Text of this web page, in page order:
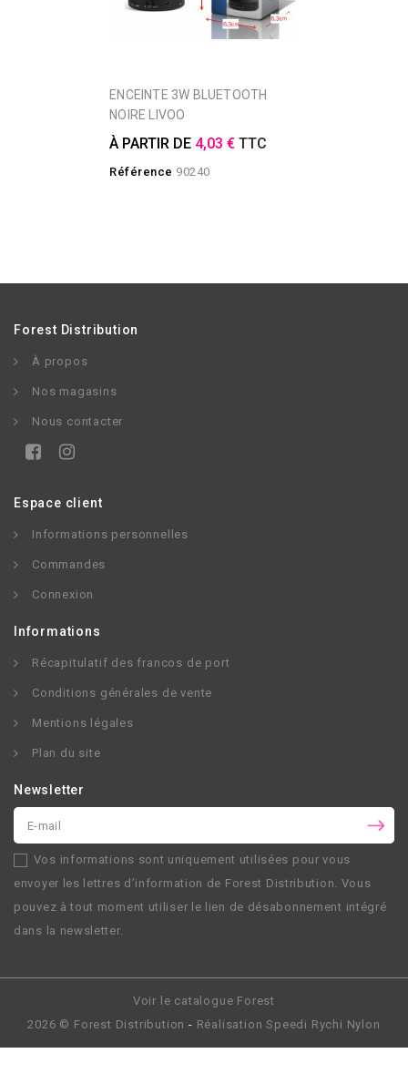
ENCEINTE 3W BLUETOOTH
NOIRE LIVOO
À PARTIR DE 4,03 € TTC
Référence 90240
Forest Distribution
À propos
Nos magasins
Nous contacter
Espace client
Informations personnelles
Commandes
Connexion
Informations
Récapitulatif des francos de port
Conditions générales de vente
Mentions légales
Plan du site
Newsletter
Vos informations sont uniquement utilisées pour vous
envoyer les lettres d’information de Forest Distribution. Vous
pouvez à tout moment utiliser le lien de désabonnement intégré
dans la newsletter.
Voir le catalogue Forest
2026 © Forest Distribution - RéalisationSpeedi Rychi Nylon